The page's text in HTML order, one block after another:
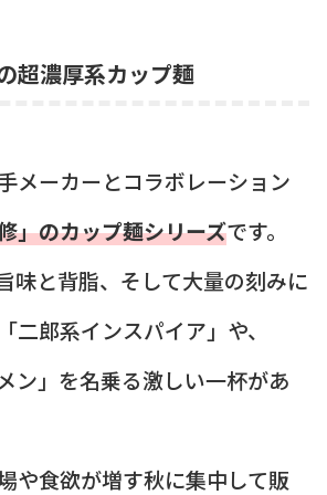
超濃厚系カップ麺
メーカーとコラボレーション
」のカップ麺シリーズです。
味と背脂、そして大量の刻みに
二郎系インスパイア」や、
ン」を名乗る激しい一杯があ
や食欲が増す秋に集中して販